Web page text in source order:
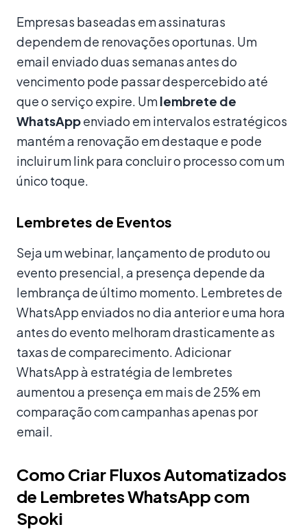
Empresas baseadas em assinaturas
dependem de renovações oportunas. Um
email enviado duas semanas antes do
vencimento pode passar despercebido até
que o serviço expire. Umlembrete de
WhatsAppenviado em intervalos estratégicos
mantém a renovação em destaque e pode
incluir um link para concluir o processo com um
único toque.
Lembretes de Eventos
Seja um webinar, lançamento de produto ou
evento presencial, a presença depende da
lembrança de último momento. Lembretes de
WhatsApp enviados no dia anterior e uma hora
antes do evento melhoram drasticamente as
taxas de comparecimento. Adicionar
WhatsApp à estratégia de lembretes
aumentou a presença em mais de 25% em
comparação com campanhas apenas por
email.
Como Criar Fluxos Automatizados
de Lembretes WhatsApp com
Spoki